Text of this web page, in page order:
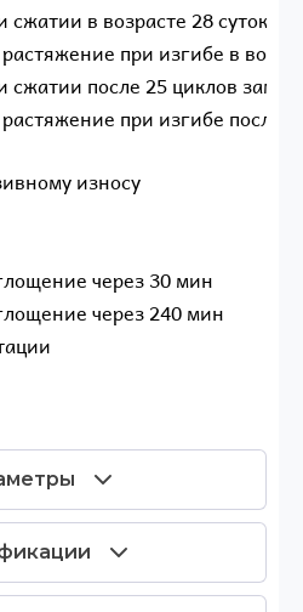
в возрасте 28 суток
при изгибе в
сжатии после 25 циклов
при изгибе после
износу
через 30 мин
через 240 мин